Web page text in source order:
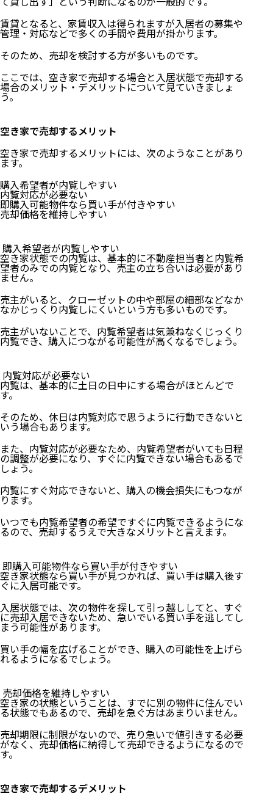
賃貸となると、家賃収入は得られますが入居者の募集や
管理・対応などで多くの手間や費用が掛かります。
そのため、売却を検討する方が多いものです。
ここでは、空き家で売却する場合と入居状態で売却する
場合のメリット・デメリットについて見ていきましょ
う。
空き家で売却するメリット
空き家で売却するメリットには、次のようなことがあり
ます。
購入希望者が内覧しやすい
内覧対応が必要ない
即購入可能物件なら買い手が付きやすい
売却価格を維持しやすい
購入希望者が内覧しやすい
空き家状態での内覧は、基本的に不動産担当者と内覧希
望者のみでの内覧となり、売主の立ち合いは必要があり
ません。
売主がいると、クローゼットの中や部屋の細部などなか
なかじっくり内覧しにくいという方も多いものです。
売主がいないことで、内覧希望者は気兼ねなくじっくり
内覧でき、購入につながる可能性が高くなるでしょう。
内覧対応が必要ない
内覧は、基本的に土日の日中にする場合がほとんどで
す。
そのため、休日は内覧対応で思うように行動できないと
いう場合もあります。
また、内覧対応が必要なため、内覧希望者がいても日程
の調整が必要になり、すぐに内覧できない場合もあるで
しょう。
内覧にすぐ対応できないと、購入の機会損失にもつなが
ります。
いつでも内覧希望者の希望ですぐに内覧できるようにな
るので、売却するうえで大きなメリットと言えます。
即購入可能物件なら買い手が付きやすい
空き家状態なら買い手が見つかれば、買い手は購入後す
ぐに入居可能です。
入居状態では、次の物件を探して引っ越ししてと、すぐ
に売却入居できないため、急いでいる買い手を逃してし
まう可能性があります。
買い手の幅を広げることができ、購入の可能性を上げら
れるようになるでしょう。
売却価格を維持しやすい
空き家の状態ということは、すでに別の物件に住んでい
る状態でもあるので、売却を急ぐ方はあまりいません。
売却期限に制限がないので、売り急いで値引きする必要
がなく、売却価格に納得して売却できるようになるので
す。
空き家で売却するデメリット